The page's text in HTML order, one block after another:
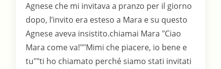
Agnese che mi invitava a pranzo per il giorno
dopo, l’invito era esteso a Mara e su questo
Agnese aveva insistito.chiamai Mara "Ciao
Mara come va!""Mimi che piacere, io bene e
tu""ti ho chiamato perché siamo stati invitati